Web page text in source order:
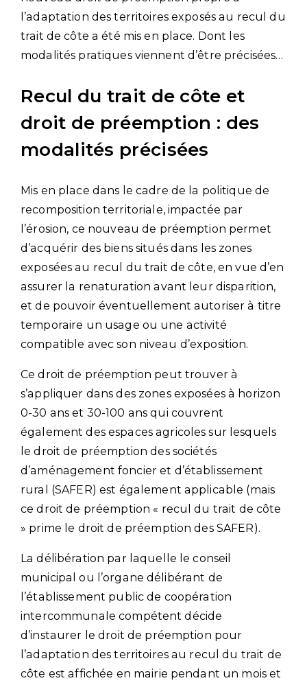
l’adaptation des territoires exposés au recul du
trait de côte a été mis en place. Dont les
modalités pratiques viennent d’être précisées…
Recul du trait de côte et
droit de préemption : des
modalités précisées
Mis en place dans le cadre de la politique de
recomposition territoriale, impactée par
l’érosion, ce nouveau de préemption permet
d’acquérir des biens situés dans les zones
exposées au recul du trait de côte, en vue d’en
assurer la renaturation avant leur disparition,
et de pouvoir éventuellement autoriser à titre
temporaire un usage ou une activité
compatible avec son niveau d’exposition.
Ce droit de préemption peut trouver à
s’appliquer dans des zones exposées à horizon
0-30 ans et 30-100 ans qui couvrent
également des espaces agricoles sur lesquels
le droit de préemption des sociétés
d’aménagement foncier et d’établissement
rural (SAFER) est également applicable (mais
ce droit de préemption « recul du trait de côte
» prime le droit de préemption des SAFER).
La délibération par laquelle le conseil
municipal ou l’organe délibérant de
l’établissement public de coopération
intercommunale compétent décide
d’instaurer le droit de préemption pour
l’adaptation des territoires au recul du trait de
côte est affichée en mairie pendant un mois et